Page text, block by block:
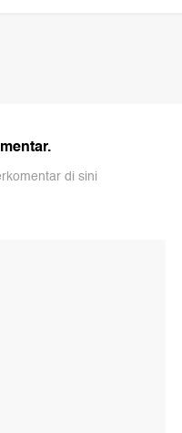
di sini